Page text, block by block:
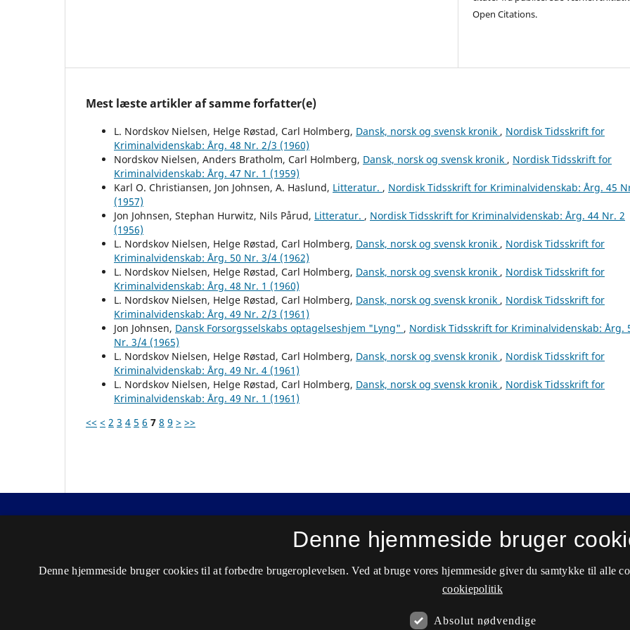
Open Citations.
Mest læste artikler af samme forfatter(e)
L. Nordskov Nielsen, Helge Røstad, Carl Holmberg, Dansk, norsk og svensk kronik , Nordisk Tidsskrift for
Kriminalvidenskab: Årg. 48 Nr. 2/3 (1960)
Nordskov Nielsen, Anders Bratholm, Carl Holmberg, Dansk, norsk og svensk kronik , Nordisk Tidsskrift for
Kriminalvidenskab: Årg. 47 Nr. 1 (1959)
Karl O. Christiansen, Jon Johnsen, A. Haslund, Litteratur. , Nordisk Tidsskrift for Kriminalvidenskab: Årg. 45
(1957)
Jon Johnsen, Stephan Hurwitz, Nils Pårud, Litteratur. , Nordisk Tidsskrift for Kriminalvidenskab: Årg. 44 Nr. 2
(1956)
L. Nordskov Nielsen, Helge Røstad, Carl Holmberg, Dansk, norsk og svensk kronik , Nordisk Tidsskrift for
Kriminalvidenskab: Årg. 50 Nr. 3/4 (1962)
L. Nordskov Nielsen, Helge Røstad, Carl Holmberg, Dansk, norsk og svensk kronik , Nordisk Tidsskrift for
Kriminalvidenskab: Årg. 48 Nr. 1 (1960)
L. Nordskov Nielsen, Helge Røstad, Carl Holmberg, Dansk, norsk og svensk kronik , Nordisk Tidsskrift for
Kriminalvidenskab: Årg. 49 Nr. 2/3 (1961)
Jon Johnsen, Dansk Forsorgsselskabs optagelseshjem "Lyng" , Nordisk Tidsskrift for Kriminalvidenskab: Årg.
Nr. 3/4 (1965)
L. Nordskov Nielsen, Helge Røstad, Carl Holmberg, Dansk, norsk og svensk kronik , Nordisk Tidsskrift for
Kriminalvidenskab: Årg. 49 Nr. 4 (1961)
L. Nordskov Nielsen, Helge Røstad, Carl Holmberg, Dansk, norsk og svensk kronik , Nordisk Tidsskrift for
Kriminalvidenskab: Årg. 49 Nr. 1 (1961)
<< < 2 3 4 5 6 7 8 9 > >>
Nordisk Tidsskrift for Kriminalvidenskab
ISSN 2446-3051 (Online)
Denne hjemmeside bruger
Denne hjemmeside bruger cookies til at forbedre brugeroplevelsen. Ved at bruge vores hjemmeside giver du samtykke til alle
cookiepolitik
Absolut nødvendige